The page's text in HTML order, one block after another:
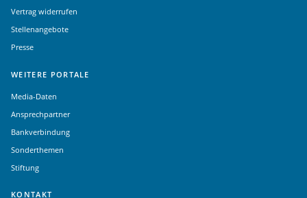
Vertrag widerrufen
Stellenangebote
Presse
WEITERE PORTALE
Media-Daten
Ansprechpartner
Bankverbindung
Sonderthemen
Stiftung
KONTAKT